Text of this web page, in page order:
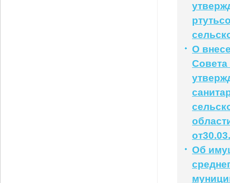
О
Совета
Об